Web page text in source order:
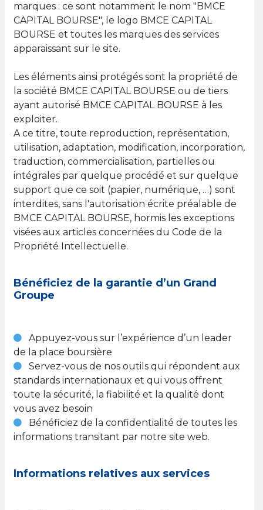
marques : ce sont notamment le nom "BMCE
CAPITAL BOURSE", le logo BMCE CAPITAL
BOURSE et toutes les marques des services
apparaissant sur le site.
Les éléments ainsi protégés sont la propriété de
la société BMCE CAPITAL BOURSE ou de tiers
ayant autorisé BMCE CAPITAL BOURSE à les
exploiter.
A ce titre, toute reproduction, représentation,
utilisation, adaptation, modification, incorporation,
traduction, commercialisation, partielles ou
intégrales par quelque procédé et sur quelque
support que ce soit (papier, numérique, …) sont
interdites, sans l'autorisation écrite préalable de
BMCE CAPITAL BOURSE, hormis les exceptions
visées aux articles concernées du Code de la
Propriété Intellectuelle.
Bénéficiez de la garantie d’un Grand
Groupe
Appuyez-vous sur l’expérience d’un leader
de la place boursière
Servez-vous de nos outils qui répondent aux
standards internationaux et qui vous offrent
toute la sécurité, la fiabilité et la qualité dont
vous avez besoin
Bénéficiez de la confidentialité de toutes les
informations transitant par notre site web.
Informations relatives aux services